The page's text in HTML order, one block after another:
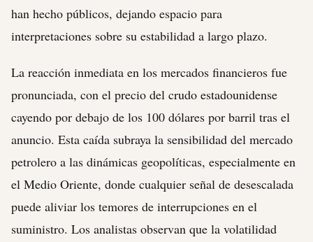
han hecho públicos, dejando espacio para
interpretaciones sobre su estabilidad a largo plazo.
La reacción inmediata en los mercados financieros fue
pronunciada, con el precio del crudo estadounidense
cayendo por debajo de los 100 dólares por barril tras el
anuncio. Esta caída subraya la sensibilidad del mercado
petrolero a las dinámicas geopolíticas, especialmente en
el Medio Oriente, donde cualquier señal de desescalada
puede aliviar los temores de interrupciones en el
suministro. Los analistas observan que la volatilidad